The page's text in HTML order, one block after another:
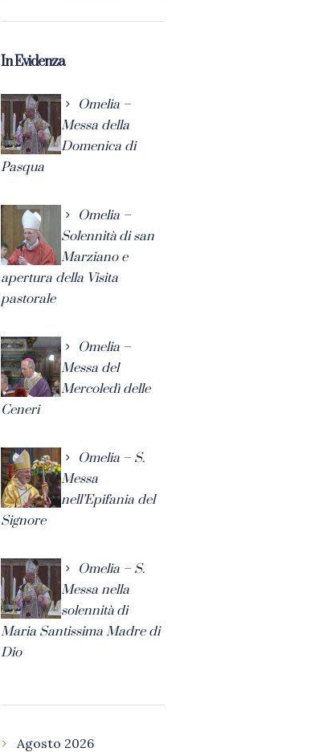
In Evidenza
Omelia –
Messa della
Domenica di
Pasqua
Omelia –
Solennità di san
Marziano e
apertura della Visita
pastorale
Omelia –
Messa del
Mercoledì delle
Ceneri
Omelia – S.
Messa
nell’Epifania del
Signore
Omelia – S.
Messa nella
solennità di
Maria Santissima Madre di
Dio
Agosto 2026